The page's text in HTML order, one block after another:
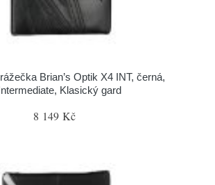
Brian’s Optik X4 INT, černá,
Klasický gard
8 149 Kč